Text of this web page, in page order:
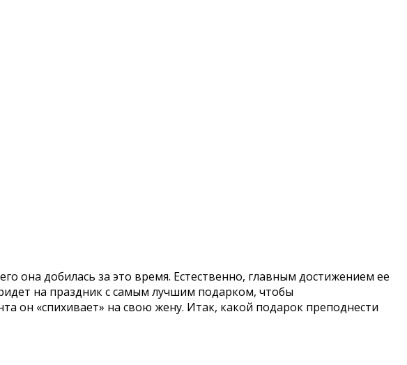
она добилась за это время. Естественно, главным достижением ее
на праздник с самым лучшим подарком, чтобы
он «спихивает» на свою жену. Итак, какой подарок преподнести